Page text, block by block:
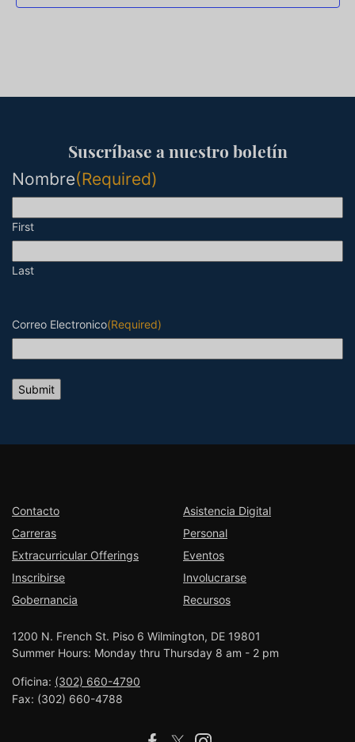
Contacto
Carreras
Extracurricular Offerings
Inscribirse
Gobernancia
Asistencia Digital
Personal
Eventos
Involucrarse
Recursos
1200 N. French St. Piso 6 Wilmington, DE 19801
Summer Hours: Monday thru Thursday 8 am - 2 pm
Oficina: (302) 660-4790
Fax: (302) 660-4788
Suscríbase a nuestro boletín
Nombre(Required)
First
Last
Correo Electronico(Required)